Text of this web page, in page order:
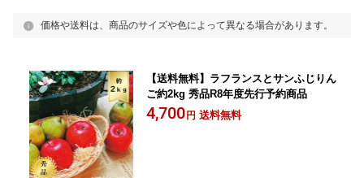
価格や送料は、商品のサイズや色によって異なる場合があります。
【送料無料】ラフランスとサンふじりん
ご約2kg 秀品R8年度先行予約商品
4,700 円 送料無料